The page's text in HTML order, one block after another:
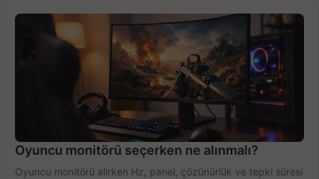
Oyuncu monitörü seçerken ne alınmalı?
Oyuncu monitörü alırken Hz, panel, çözünürlük ve tepki süresi